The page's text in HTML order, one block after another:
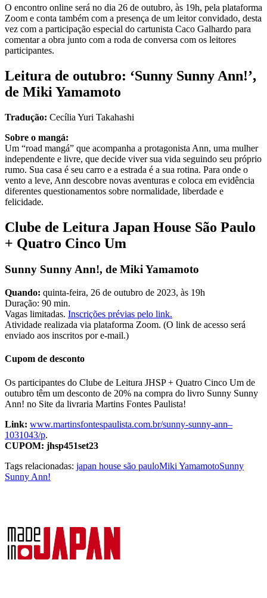
O encontro online será no dia 26 de outubro, às 19h, pela plataforma
Zoom e conta também com a presença de um leitor convidado, desta
vez com a participação especial do cartunista Caco Galhardo para
comentar a obra junto com a roda de conversa com os leitores
participantes.
Leitura de outubro: ‘Sunny Sunny Ann!’,
de Miki Yamamoto
Tradução: Cecília Yuri Takahashi
Sobre o mangá:
Um “road mangá” que acompanha a protagonista Ann, uma mulher
independente e livre, que decide viver sua vida seguindo seu próprio
rumo. Sua casa é seu carro e a estrada é a sua rotina. Para onde o
vento a leve, Ann descobre novas aventuras e coloca em evidência
diferentes questionamentos sobre normalidade, liberdade e
felicidade.
Clube de Leitura Japan House São Paulo
+ Quatro Cinco Um
Sunny Sunny Ann!, de Miki Yamamoto
Quando: quinta-feira, 26 de outubro de 2023, às 19h
Duração: 90 min.
Vagas limitadas. Inscrições prévias pelo link.
Atividade realizada via plataforma Zoom. (O link de acesso será
enviado aos inscritos por e-mail.)
Cupom de desconto
Os participantes do Clube de Leitura JHSP + Quatro Cinco Um de
outubro têm um desconto de 20% na compra do livro Sunny Sunny
Ann! no Site da livraria Martins Fontes Paulista!
Link: www.martinsfontespaulista.com.br/sunny-sunny-ann–
1031043/p.
CUPOM: jhsp451set23
Tags relacionadas: japan house são pauloMiki YamamotoSunny
Sunny Ann!